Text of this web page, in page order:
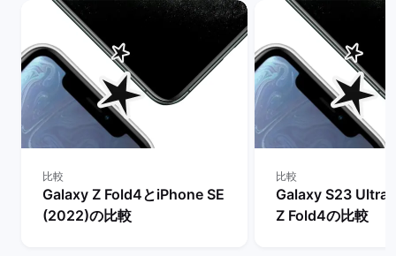
比較
Galaxy Z Fold4とiPhone SE
(2022)の比較
比較
Galaxy S23 Ultra
Z Fold4の比較